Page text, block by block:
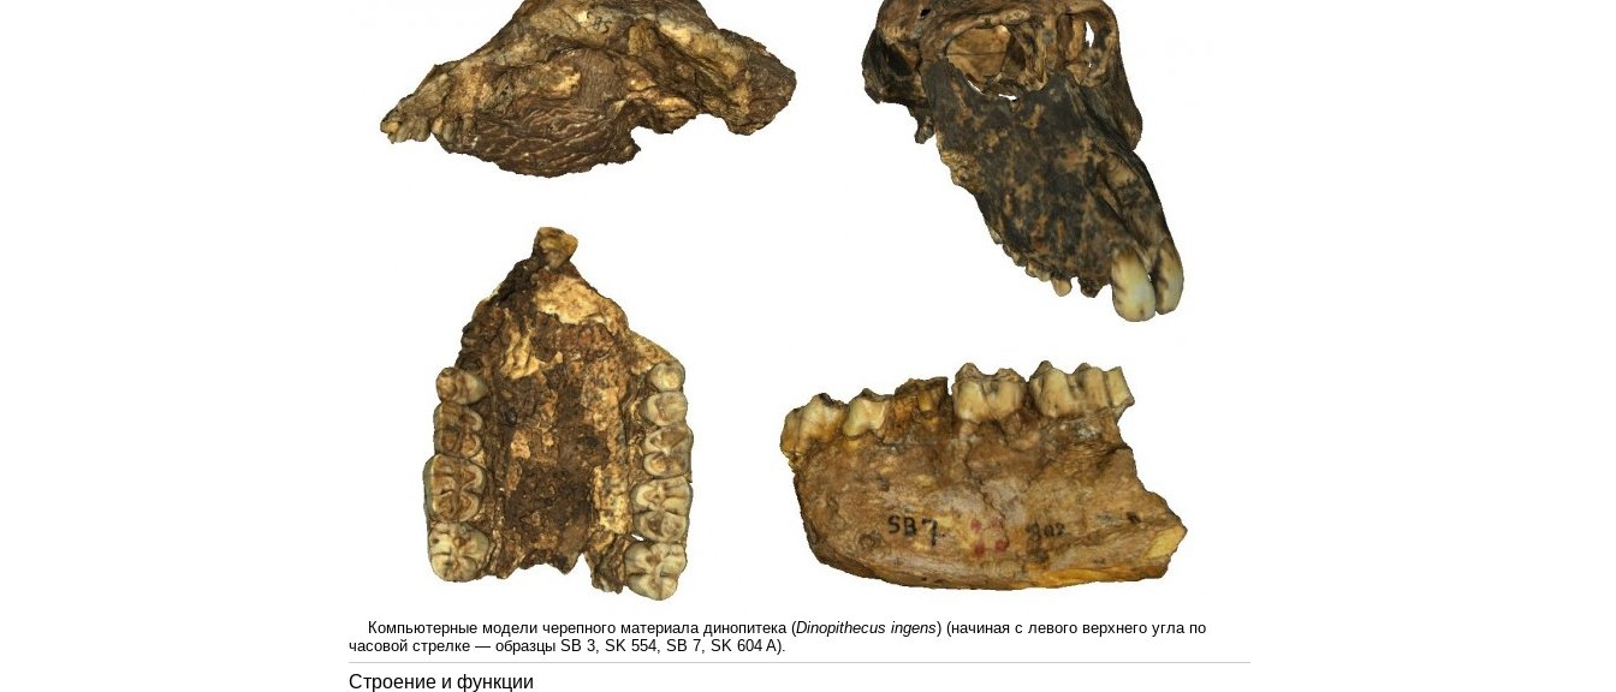
Компьютерные модели черепного материала динопитека (Dinopithecus ingens) (начиная с левого верхнего угла по
часовой стрелке — образцы SB 3, SK 554, SB 7, SK 604 A).
Строение и функции